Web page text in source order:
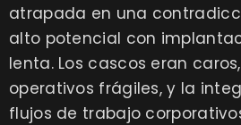
atrapada en una
alto potencial con
lenta. Los cascos eran
operativos frágiles, y la
flujos de trabajo